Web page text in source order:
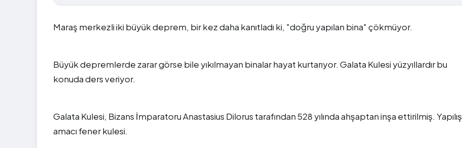
Maraş merkezli iki büyük deprem, bir kez daha kanıtladı ki, "doğru yapılan bina" çökmüyor.
Büyük depremlerde zarar görse bile yıkılmayan binalar hayat kurtarıyor. Galata Kulesi yüzyıllardır bu
konuda ders veriyor.
Galata Kulesi, Bizans İmparatoru Anastasius Dilorus tarafından 528 yılında ahşaptan inşa ettirilmiş. Yapılış
amacı fener kulesi.